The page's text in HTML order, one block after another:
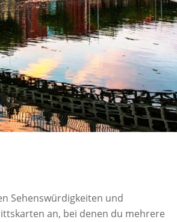
Sehenswürdigkeiten und
an, bei denen du mehrere